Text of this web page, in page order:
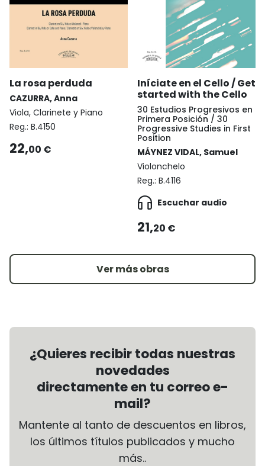
La rosa perduda
CAZURRA, Anna
Viola, Clarinete y Piano
Reg.: B.4150
22,00 €
Iníciate en el Cello / Get
started with the Cello
30 Estudios Progresivos en
Primera Posición / 30
Progressive Studies in First
Position
MÁYNEZ VIDAL, Samuel
Violonchelo
Reg.: B.4116
Escuchar audio
21,20 €
Ver más obras
¿Quieres recibir todas nuestras
novedades
directamente en tu correo e-
mail?
Mantente al tanto de descuentos en libros,
los últimos títulos publicados y mucho
más..